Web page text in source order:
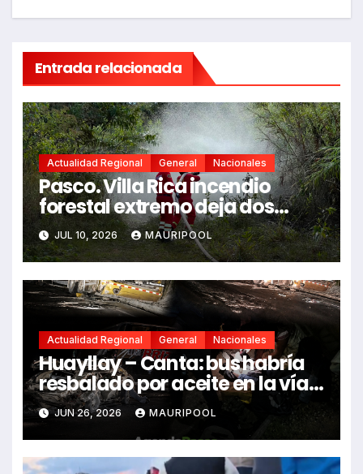
Entrada relacionada
Actualidad Regional General Nacionales
Pasco. Villa Rica incendio
forestal extremo deja dos
fallecidos y heridos
JUL 10, 2026 MAURIPOOL
Actualidad Regional General Nacionales
Huayllay – Canta: bus habría
resbalado por aceite en la vía e
impactó auto siniestrado
dejando dos fallecidos
JUN 26, 2026 MAURIPOOL